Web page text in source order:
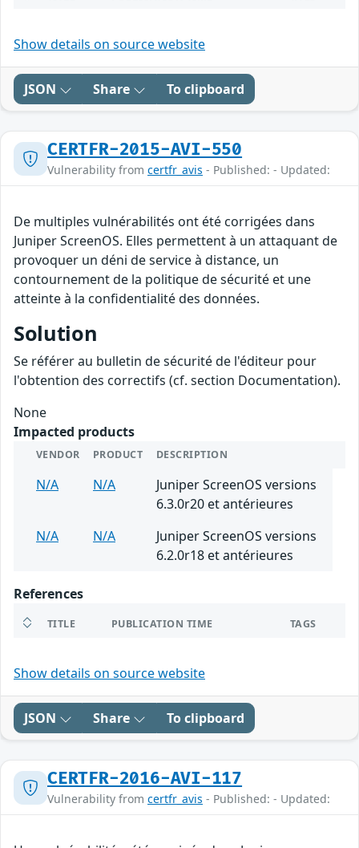
Show details on source website
JSON Share To clipboard
CERTFR-2015-AVI-550
Vulnerability from certfr_avis - Published: - Updated:
De multiples vulnérabilités ont été corrigées dans
Juniper ScreenOS. Elles permettent à un attaquant de
provoquer un déni de service à distance, un
contournement de la politique de sécurité et une
atteinte à la confidentialité des données.
Solution
Se référer au bulletin de sécurité de l'éditeur pour
l'obtention des correctifs (cf. section Documentation).
None
Impacted products
VENDOR PRODUCT DESCRIPTION
N/A N/A
Juniper ScreenOS versions
6.3.0r20 et antérieures
N/A
N/A
Juniper ScreenOS versions
6.2.0r18 et antérieures
References
TITLE PUBLICATION TIME TAGS
Show details on source website
JSON Share To clipboard
CERTFR-2016-AVI-117
Vulnerability from certfr_avis - Published: - Updated: